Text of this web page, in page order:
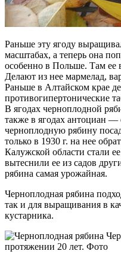
Раньше эту ягоду
масштабах, а теперь она
особенно в Польше. Там ее
Делают из нее мармелад,
Раньше в Алтайском крае
противогипертонические
В ягодах черноплодной
также в ягодах антоциан
черноплодную рябину
только в 1930 г. на нее
Калужской области стали
вытеснили ее из садов
рябина самая урожайная.
Черноплодная рябина
так и для выращивания в
кустарника.